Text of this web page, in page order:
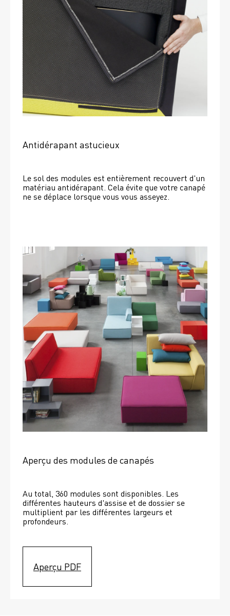
Antidérapant astucieux
Le sol des modules est entièrement recouvert d'un
matériau antidérapant. Cela évite que votre canapé
ne se déplace lorsque vous vous asseyez.
Aperçu des modules de canapés
Au total, 360 modules sont disponibles. Les
différentes hauteurs d'assise et de dossier se
multiplient par les différentes largeurs et
profondeurs.
Aperçu PDF